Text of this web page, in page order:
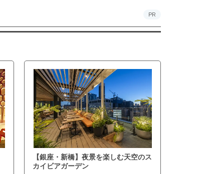
PR
【銀座・新橋】夜景を楽しむ天空のス
カイビアガーデン